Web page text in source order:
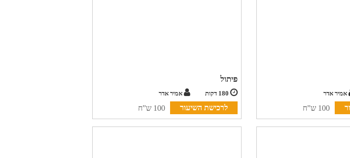
אמיר אדר
100 ש”ח
פיתול
180 דקות אמיר אדר
לרכישת השיעור 100 ש”ח